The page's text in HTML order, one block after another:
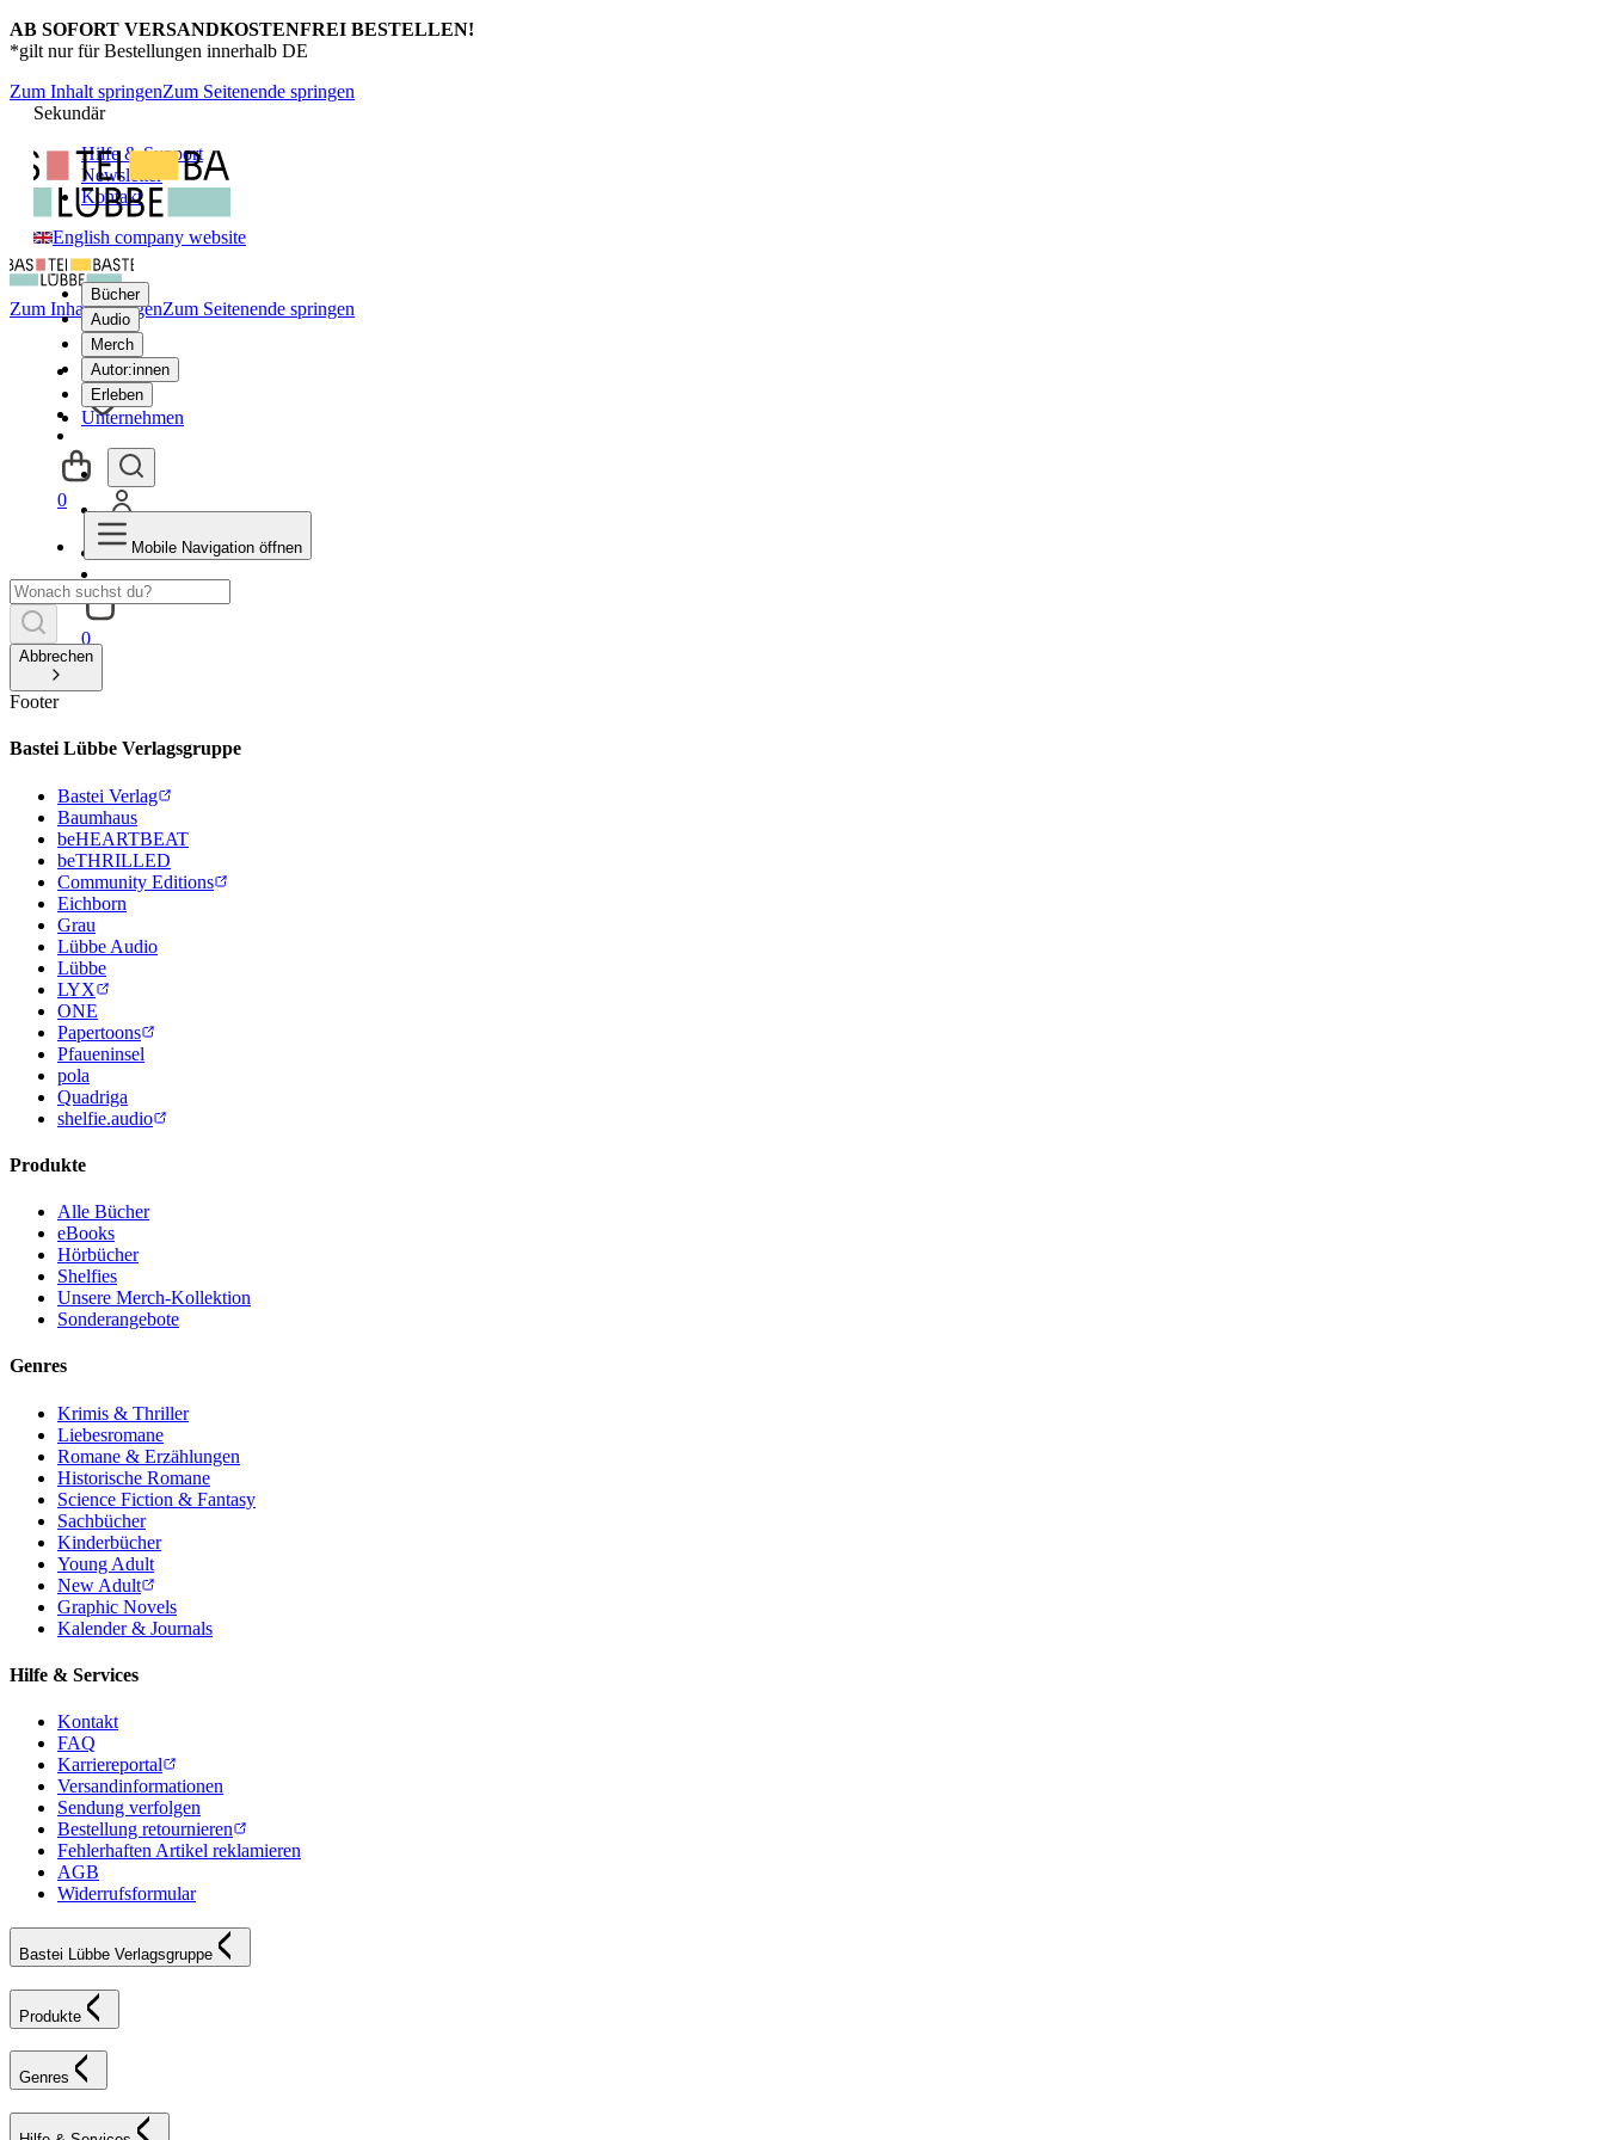
AB SOFORT VERSANDKOSTENFREI BESTELLEN!
*gilt nur für Bestellungen innerhalb DE
Zum Inhalt springenZum Seitenende springen
Sekundär
Hilfe & Support
Newsletter
Kontakt
English company website
Bücher
Audio
Merch
Autor:innen
Erleben
Unternehmen
0
Zum Inhalt springenZum Seitenende springen
0
Mobile Navigation öffnen
Abbrechen
Footer
Bastei Lübbe Verlagsgruppe
Bastei Verlag
Baumhaus
beHEARTBEAT
beTHRILLED
Community Editions
Eichborn
Grau
Lübbe Audio
Lübbe
LYX
ONE
Papertoons
Pfaueninsel
pola
Quadriga
shelfie.audio
Produkte
Alle Bücher
eBooks
Hörbücher
Shelfies
Unsere Merch-Kollektion
Sonderangebote
Genres
Krimis & Thriller
Liebesromane
Romane & Erzählungen
Historische Romane
Science Fiction & Fantasy
Sachbücher
Kinderbücher
Young Adult
New Adult
Graphic Novels
Kalender & Journals
Hilfe & Services
Kontakt
FAQ
Karriereportal
Versandinformationen
Sendung verfolgen
Bestellung retournieren
Fehlerhaften Artikel reklamieren
AGB
Widerrufsformular
Bastei Lübbe Verlagsgruppe
Produkte
Genres